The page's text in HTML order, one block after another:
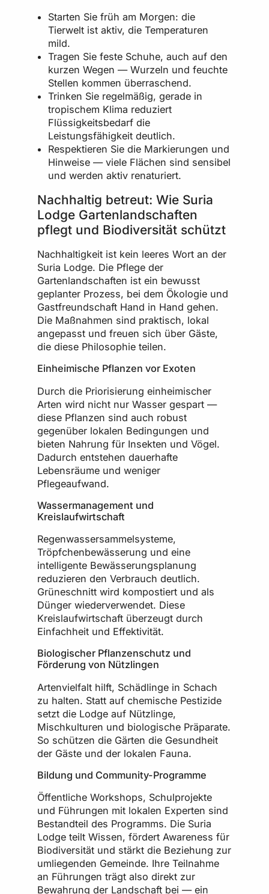
Starten Sie früh am Morgen: die
Tierwelt ist aktiv, die Temperaturen
mild.
Tragen Sie feste Schuhe, auch auf den
kurzen Wegen — Wurzeln und feuchte
Stellen kommen überraschend.
Trinken Sie regelmäßig, gerade in
tropischem Klima reduziert
Flüssigkeitsbedarf die
Leistungsfähigkeit deutlich.
Respektieren Sie die Markierungen und
Hinweise — viele Flächen sind sensibel
und werden aktiv renaturiert.
Nachhaltig betreut: Wie Suria
Lodge Gartenlandschaften
pflegt und Biodiversität schützt
Nachhaltigkeit ist kein leeres Wort an der
Suria Lodge. Die Pflege der
Gartenlandschaften ist ein bewusst
geplanter Prozess, bei dem Ökologie und
Gastfreundschaft Hand in Hand gehen.
Die Maßnahmen sind praktisch, lokal
angepasst und freuen sich über Gäste,
die diese Philosophie teilen.
Einheimische Pflanzen vor Exoten
Durch die Priorisierung einheimischer
Arten wird nicht nur Wasser gespart —
diese Pflanzen sind auch robust
gegenüber lokalen Bedingungen und
bieten Nahrung für Insekten und Vögel.
Dadurch entstehen dauerhafte
Lebensräume und weniger
Pflegeaufwand.
Wassermanagement und
Kreislaufwirtschaft
Regenwassersammelsysteme,
Tröpfchenbewässerung und eine
intelligente Bewässerungsplanung
reduzieren den Verbrauch deutlich.
Grüneschnitt wird kompostiert und als
Dünger wiederverwendet. Diese
Kreislaufwirtschaft überzeugt durch
Einfachheit und Effektivität.
Biologischer Pflanzenschutz und
Förderung von Nützlingen
Artenvielfalt hilft, Schädlinge in Schach
zu halten. Statt auf chemische Pestizide
setzt die Lodge auf Nützlinge,
Mischkulturen und biologische Präparate.
So schützen die Gärten die Gesundheit
der Gäste und der lokalen Fauna.
Bildung und Community-Programme
Öffentliche Workshops, Schulprojekte
und Führungen mit lokalen Experten sind
Bestandteil des Programms. Die Suria
Lodge teilt Wissen, fördert Awareness für
Biodiversität und stärkt die Beziehung zur
umliegenden Gemeinde. Ihre Teilnahme
an Führungen trägt also direkt zur
Bewahrung der Landschaft bei — ein